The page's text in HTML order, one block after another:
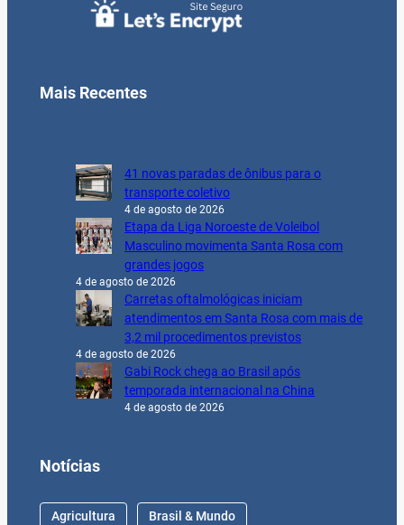
Mais Recentes
41 novas paradas de ônibus para o
transporte coletivo
4 de agosto de 2026
Etapa da Liga Noroeste de Voleibol
Masculino movimenta Santa Rosa com
grandes jogos
4 de agosto de 2026
Carretas oftalmológicas iniciam
atendimentos em Santa Rosa com mais de
3,2 mil procedimentos previstos
4 de agosto de 2026
Gabi Rock chega ao Brasil após
temporada internacional na China
4 de agosto de 2026
Notícias
Agricultura Brasil & Mundo